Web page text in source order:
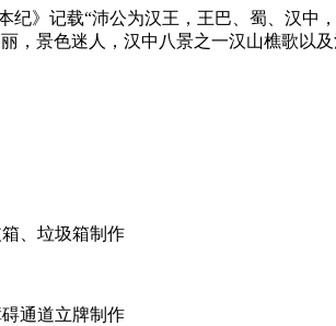
》记载“沛公为汉王，王巴、蜀、汉中
景色迷人，汉中八景之一汉山樵歌以及
、垃圾箱制作
通道立牌制作